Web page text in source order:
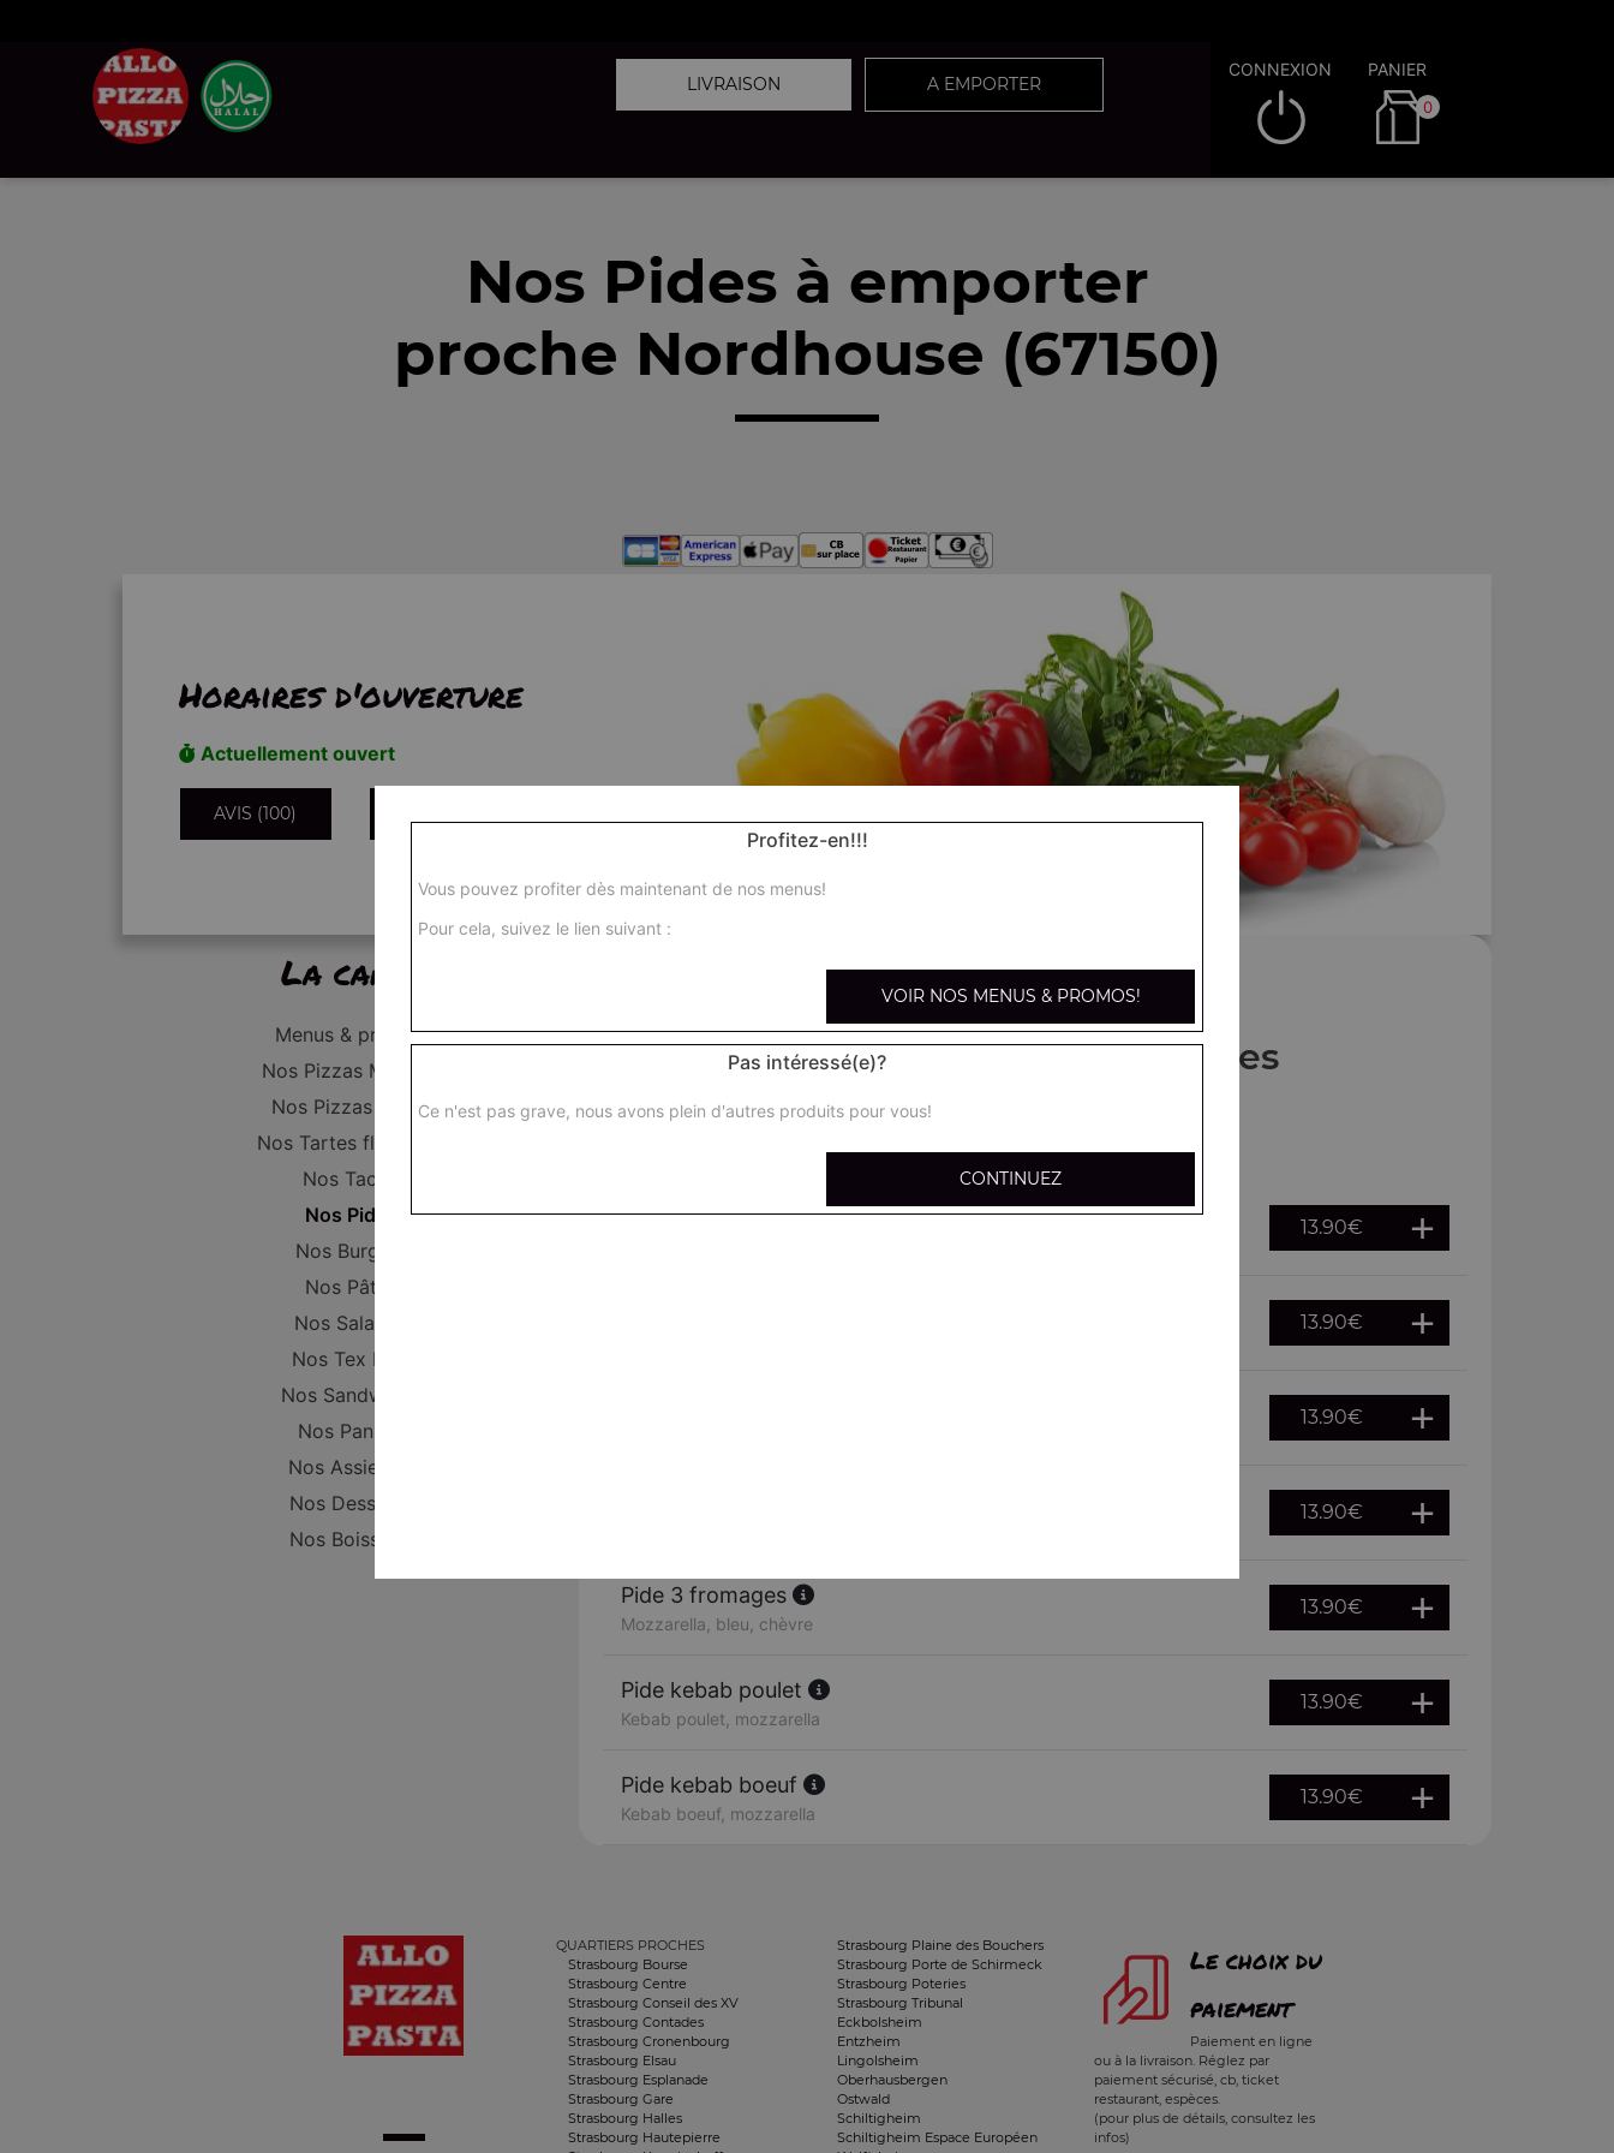
LIVRAISON A EMPORTER
CONNEXION PANIER
0
Nos Pides à emporter
proche Nordhouse (67150)
Horaires d'ouverture
Actuellement ouvert
AVIS (100)
La carte
Menus & promos
Nos Pizzas Médium
Nos Pizzas Large
Nos Tartes flambées
Nos Tacos
Nos Pides
Nos Burgers
Nos Pâtes
Nos Salades
Nos Tex Mex
Nos Sandwichs
Nos Paninis
Nos Assiettes
Nos Desserts
Nos Boissons
Nos Pides
Pide bolognaise 13.90€
13.90€
13.90€
13.90€
Pide 3 fromages
Mozzarella, bleu, chèvre
13.90€
Pide kebab poulet
Kebab poulet, mozzarella
13.90€
Pide kebab boeuf
Kebab boeuf, mozzarella
13.90€
QUARTIERS PROCHES
Strasbourg Bourse
Strasbourg Centre
Strasbourg Conseil des XV
Strasbourg Contades
Strasbourg Cronenbourg
Strasbourg Elsau
Strasbourg Esplanade
Strasbourg Gare
Strasbourg Halles
Strasbourg Hautepierre
Strasbourg Plaine des Bouchers
Strasbourg Porte de Schirmeck
Strasbourg Poteries
Strasbourg Tribunal
Eckbolsheim
Entzheim
Lingolsheim
Oberhausbergen
Ostwald
Schiltigheim
Schiltigheim Espace Européen
Le choix du
paiement
Paiement en ligne
ou à la livraison. Réglez par
paiement sécurisé, cb, ticket
restaurant, espèces.
(pour plus de détails, consultez les
infos)
Profitez-en!!!
Vous pouvez profiter dès maintenant de nos menus!
Pour cela, suivez le lien suivant :
VOIR NOS MENUS & PROMOS!
Pas intéressé(e)?
Ce n'est pas grave, nous avons plein d'autres produits pour vous!
CONTINUEZ